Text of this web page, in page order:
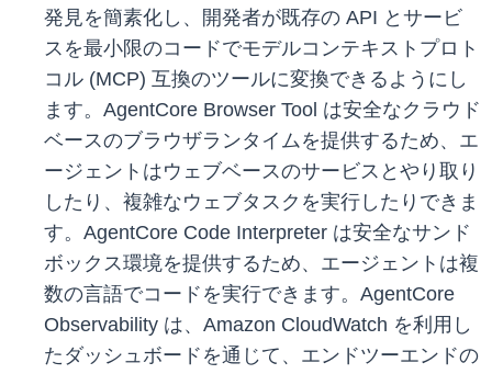
発見を簡素化し、開発者が既存の API とサービ
スを最小限のコードでモデルコンテキストプロト
コル (MCP) 互換のツールに変換できるようにし
ます。AgentCore Browser Tool は安全なクラウド
ベースのブラウザランタイムを提供するため、エ
ージェントはウェブベースのサービスとやり取り
したり、複雑なウェブタスクを実行したりできま
す。AgentCore Code Interpreter は安全なサンド
ボックス環境を提供するため、エージェントは複
数の言語でコードを実行できます。AgentCore
Observability は、Amazon CloudWatch を利用し
たダッシュボードを通じて、エンドツーエンドの